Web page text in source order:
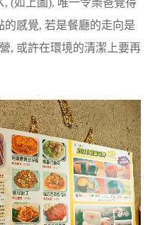
感覺, 若是餐廳的走向是
, 或許在環境的清潔上要再